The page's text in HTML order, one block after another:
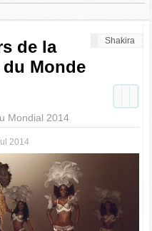
Shakira
de la
Monde
Mondial 2014
2014